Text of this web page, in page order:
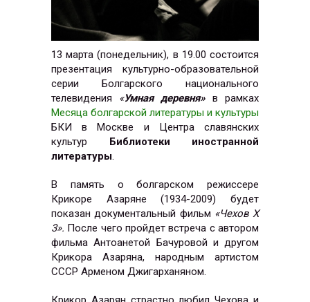
13 марта (понедельник), в 19.00 состоится
презентация культурно-образовательной
серии Болгарского национального
телевидения
«Умная деревня» в рамках
Месяца болгарской литературы и культуры
БКИ в Москве и Центра славянских
культур Библиотеки иностранной
литературы.
В память о болгарском режиссере
Крикоре Азаряне (1934-2009) будет
показан документальный фильм «Чехов X
3». После чего пройдет встреча с автором
фильма Антоанетой Бачуровой и другом
Крикора Азаряна, народным артистом
СССР Арменом Джигарханяном.